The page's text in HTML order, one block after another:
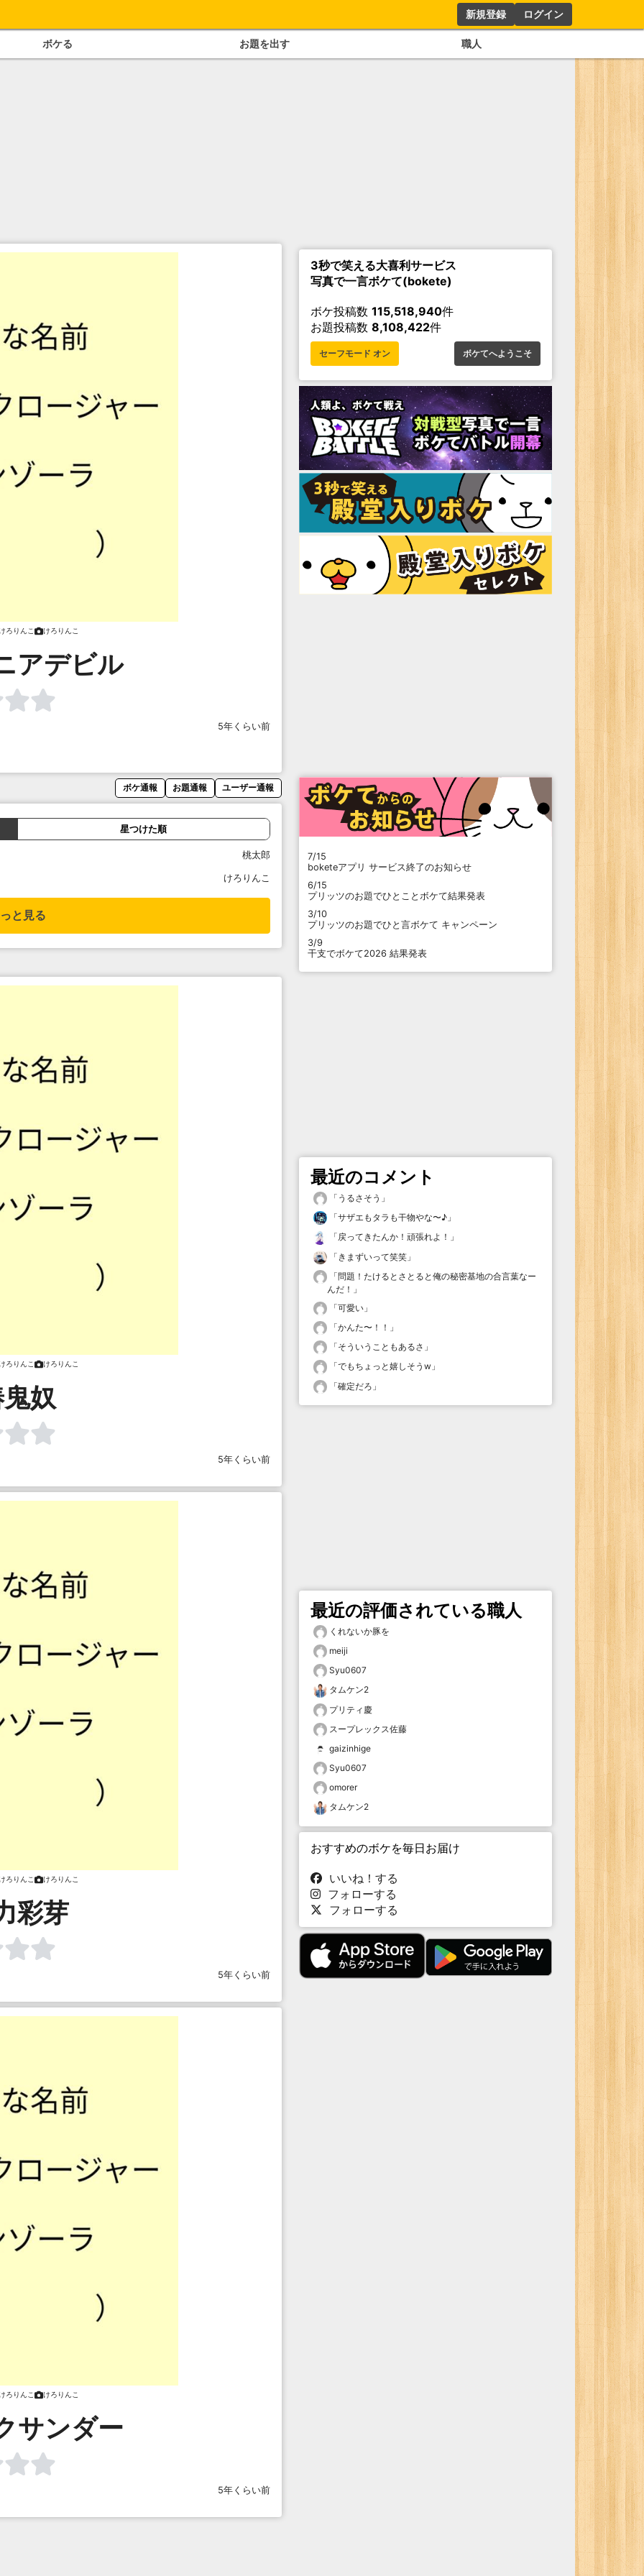
新規登録 ログイン
ボケる お題を出す 職人
ろりんこ けろりんこ
アデビル
5年くらい前
ボケ通報 お題通報 ユーザー通報
星つけた順
桃太郎
けろりんこ
と見る
ろりんこ けろりんこ
奴
5年くらい前
ろりんこ けろりんこ
彩芽
5年くらい前
ろりんこ けろりんこ
サンダー
5年くらい前
3秒で笑える大喜利サービス
写真で一言ボケて(bokete)
ボケ投稿数 115,518,940件
お題投稿数 8,108,422件
セーフモード オン ボケてへようこそ
7/15
boketeアプリ サービス終了のお知らせ
6/15
プリッツのお題でひとことボケて結果発表
3/10
プリッツのお題でひと言ボケて キャンペーン
3/9
干支でボケて2026 結果発表
最近のコメント
「 うるさそう 」
「サザエもタラも干物やな〜♪ 」
「戻ってきたんか！頑張れよ！ 」
「 きまずいって笑笑 」
「問題！たけるとさとると俺の秘密基地の合言葉なー
んだ！ 」
「可愛い 」
「かんた〜！！ 」
「そういうこともあるさ 」
「でもちょっと嬉しそうw 」
「確定だろ 」
最近の評価されている職人
くれないか豚を
meiji
Syu0607
タムケン2
プリティ慶
スープレックス佐藤
gaizinhige
Syu0607
omorer
タムケン2
おすすめのボケを毎日お届け
いいね！する
フォローする
フォローする